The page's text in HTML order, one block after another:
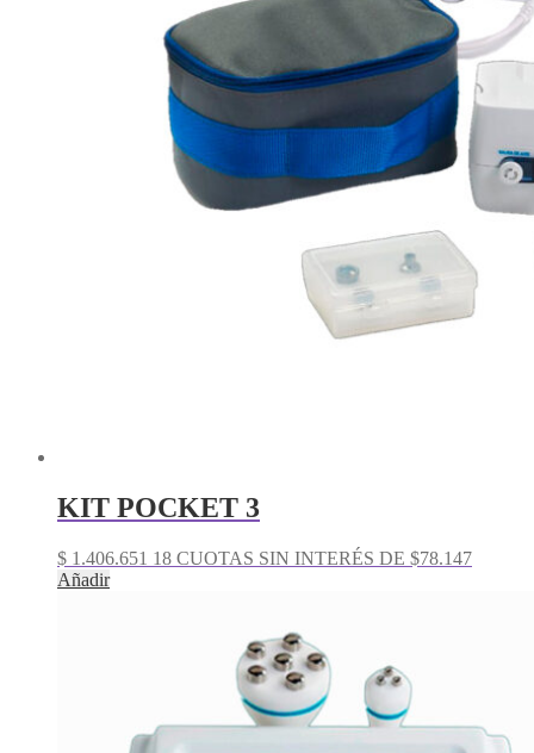
KIT POCKET 3
$ 1.406.651 18 CUOTAS SIN INTERÉS DE $78.147
Añadir